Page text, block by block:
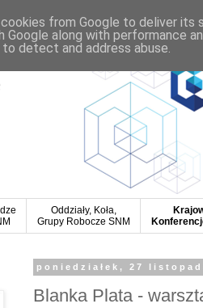
Oddziały, Koła,
Grupy Robocze SNM
poniedziałek, 27
Blanka Plata -
from Google to deliver its
Google along with performance
detect and address abuse.